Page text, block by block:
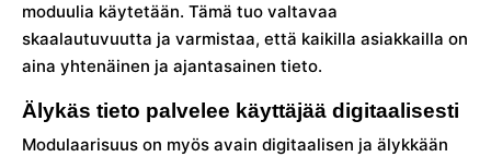
moduulia käytetään. Tämä tuo valtavaa
skaalautuvuutta ja varmistaa, että kaikilla asiakkailla on
aina yhtenäinen ja ajantasainen tieto.
Älykäs tieto palvelee käyttäjää digitaalisesti
Modulaarisuus on myös avain digitaalisen ja älykkään